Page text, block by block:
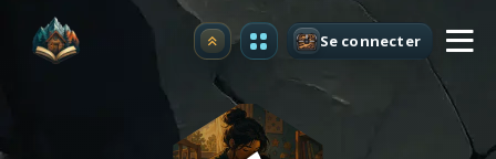
Premium Se connecter